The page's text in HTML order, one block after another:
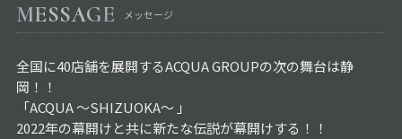
MESSAGE メッセージ
全国に40店舗を展開するACQUA GROUPの次の舞台は静
岡！！
「ACQUA ～SHIZUOKA～ 」
2022年の幕開けと共に新たな伝説が幕開けする！！